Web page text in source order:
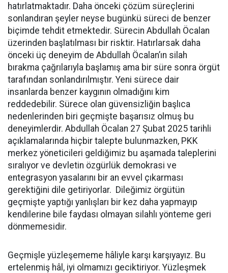
hatırlatmaktadır. Daha önceki çözüm süreçlerini
sonlandıran şeyler neyse bugünkü süreci de benzer
biçimde tehdit etmektedir. Sürecin Abdullah Öcalan
üzerinden başlatılması bir risktir. Hatırlarsak daha
önceki üç deneyim de Abdullah Öcalan’ın silah
bırakma çağrılarıyla başlamış ama bir süre sonra örgüt
tarafından sonlandırılmıştır. Yeni sürece dair
insanlarda benzer kaygının olmadığını kim
reddedebilir. Sürece olan güvensizliğin başlıca
nedenlerinden biri geçmişte başarısız olmuş bu
deneyimlerdir. Abdullah Öcalan 27 Şubat 2025 tarihli
açıklamalarında hiçbir talepte bulunmazken, PKK
merkez yöneticileri geldiğimiz bu aşamada taleplerini
sıralıyor ve devletin özgürlük demokrasi ve
entegrasyon yasalarını bir an evvel çıkarması
gerektiğini dile getiriyorlar. Dileğimiz örgütün
geçmişte yaptığı yanlışları bir kez daha yapmayıp
kendilerine bile faydası olmayan silahlı yönteme geri
dönmemesidir.
Geçmişle yüzleşememe hâliyle karşı karşıyayız. Bu
ertelenmiş hâl, iyi olmamızı geciktiriyor. Yüzleşmek